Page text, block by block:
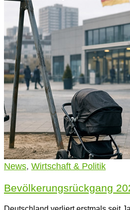
News, Wirtschaft & Politik
Bevölkerungsrückgang